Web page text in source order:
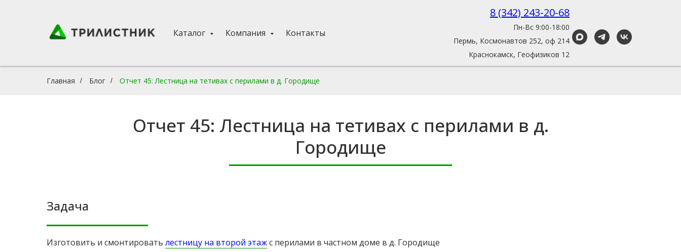
Каталог Компания Контакты
8 (342) 243-20-68
Пн-Вс 9:00-18:00
Пермь, Космонавтов 252, оф 214
Краснокамск, Геофизиков 12
Главная / Блог / Отчет 45: Лестница на тетивах с перилами в д. Городище
Отчет 45: Лестница на тетивах с перилами в д.
Городище
Задача
Изготовить и смонтировать лестницу на второй этажс перилами в частном доме в д. Городище